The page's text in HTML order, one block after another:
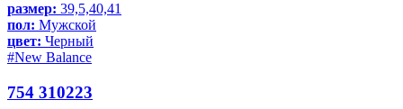
размер: 39,5,40,41
пол: Мужской
цвет: Черный
#New Balance
754 310223